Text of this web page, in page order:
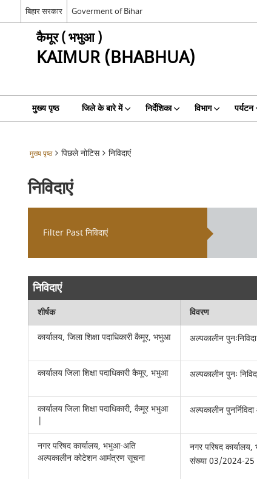
बिहार सरकार Goverment of Bihar
कैमूर ( भभुआ )
KAIMUR (BHABHUA)
मुख्य पृष्ठ जिले के बारे में निर्देशिका विभाग पर्यटन
मुख्य पृष्ठ पिछले नोटिस निविदाएं
निविदाएं
Filter Past निविदाएं
निविदाएं
शीर्षक विवरण
कार्यालय, जिला शिक्षा पदाधिकारी कैमूर, भभुआ
अल्पकालीन
कार्यालय जिला शिक्षा पदाधिकारी कैमूर, भभुआ अल्पकालीन पुनः
कार्यालय जिला शिक्षा पदाधिकारी, कैमूर भभुआ
|
अल्पकालीन
नगर परिषद कार्यालय, भभुआ-अति
अल्पकालीन कोटेशन आमंत्रण सूचना
नगर परिषद
संख्या 03/2024-25